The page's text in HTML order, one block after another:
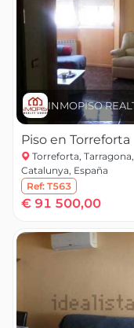
Piso en Torreforta
Torreforta, Tarragona,
Catalunya, España
Ref: T563
€ 91 500,00